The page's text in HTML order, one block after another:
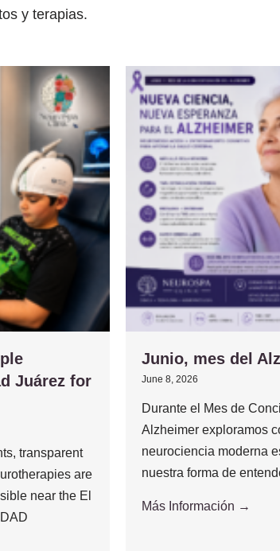
y terapias.
Juárez for
transparent
are
near the El
Junio, mes del
June 8, 2026
Durante el Mes de
Alzheimer exploramos
neurociencia moderna
nuestra forma de
Más Información →